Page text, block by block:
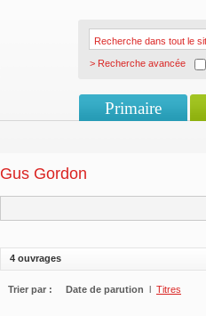
> Recherche avancée
Primaire
Gus Gordon
4 ouvrages
Trier par : Date de parution l Titres